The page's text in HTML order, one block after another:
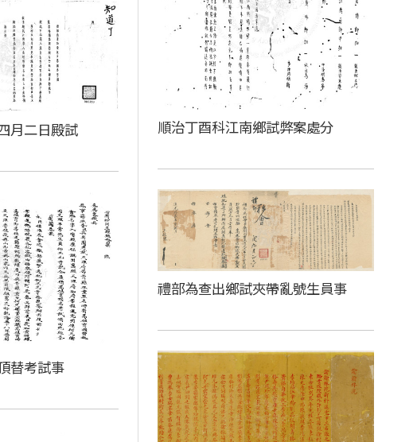
順治丁酉科江南鄉試弊案處分
月二日殿試
禮部為查出鄉試夾帶亂號生員事
替考試事